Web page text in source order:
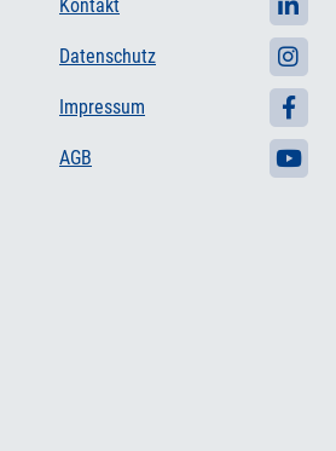
Kontakt
Datenschutz
Impressum
AGB